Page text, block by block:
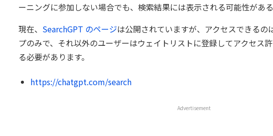
ーニングに参加しない場合でも、検索結果には表示される可能性がある
現在、 SearchGPT のページは公開されていますが、アクセスできるの
プのみで、それ以外のユーザーはウェイトリストに登録してアクセス
る必要があります。
https://chatgpt.com/search
Advertisement